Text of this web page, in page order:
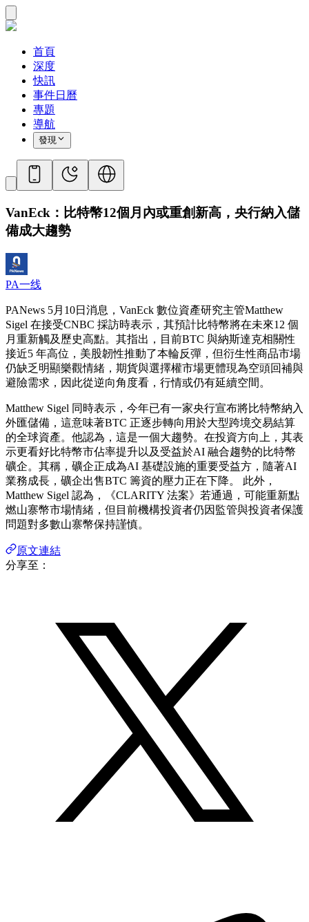
首頁
深度
快訊
事件日曆
專題
導航
發現
VanEck：比特幣12個月內或重創新高，央行納入儲
備成大趨勢
PA一线
PANews 5月10日消息，VanEck 數位資產研究主管Matthew
Sigel 在接受CNBC 採訪時表示，其預計比特幣將在未來12 個
月重新觸及歷史高點。其指出，目前BTC 與納斯達克相關性
接近5 年高位，美股韌性推動了本輪反彈，但衍生性商品市場
仍缺乏明顯樂觀情緒，期貨與選擇權市場更體現為空頭回補與
避險需求，因此從逆向角度看，行情或仍有延續空間。
Matthew Sigel 同時表示，今年已有一家央行宣布將比特幣納入
外匯儲備，這意味著BTC 正逐步轉向用於大型跨境交易結算
的全球資產。他認為，這是一個大趨勢。在投資方向上，其表
示更看好比特幣市佔率提升以及受益於AI 融合趨勢的比特幣
礦企。其稱，礦企正成為AI 基礎設施的重要受益方，隨著AI
業務成長，礦企出售BTC 籌資的壓力正在下降。 此外，
Matthew Sigel 認為，《CLARITY 法案》若通過，可能重新點
燃山寨幣市場情緒，但目前機構投資者仍因監管與投資者保護
問題對多數山寨幣保持謹慎。
原文連結
分享至：